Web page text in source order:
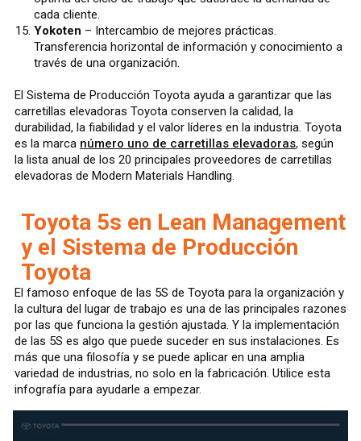
cada cliente.
Yokoten – Intercambio de mejores prácticas.
Transferencia horizontal de información y conocimiento a
través de una organización.
El Sistema de Producción Toyota ayuda a garantizar que las
carretillas elevadoras Toyota conserven la calidad, la
durabilidad, la fiabilidad y el valor líderes en la industria. Toyota
es la marca número uno de carretillas elevadoras, según
la lista anual de los 20 principales proveedores de carretillas
elevadoras de Modern Materials Handling.
Toyota 5s en Lean Management
y el Sistema de Producción
Toyota
El famoso enfoque de las 5S de Toyota para la organización y
la cultura del lugar de trabajo es una de las principales razones
por las que funciona la gestión ajustada. Y la implementación
de las 5S es algo que puede suceder en sus instalaciones. Es
más que una filosofía y se puede aplicar en una amplia
variedad de industrias, no solo en la fabricación. Utilice esta
infografía para ayudarle a empezar.